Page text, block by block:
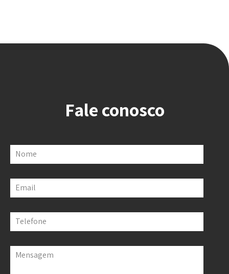
Fale conosco
Nome
Email
Telefone
Mensagem